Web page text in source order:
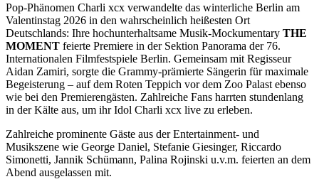
Pop-Phänomen Charli xcx verwandelte das winterliche Berlin am
Valentinstag 2026 in den wahrscheinlich heißesten Ort
Deutschlands: Ihre hochunterhaltsame Musik-Mockumentary THE
MOMENT feierte Premiere in der Sektion Panorama der 76.
Internationalen Filmfestspiele Berlin. Gemeinsam mit Regisseur
Aidan Zamiri, sorgte die Grammy-prämierte Sängerin für maximale
Begeisterung – auf dem Roten Teppich vor dem Zoo Palast ebenso
wie bei den Premierengästen. Zahlreiche Fans harrten stundenlang
in der Kälte aus, um ihr Idol Charli xcx live zu erleben.
Zahlreiche prominente Gäste aus der Entertainment- und
Musikszene wie George Daniel, Stefanie Giesinger, Riccardo
Simonetti, Jannik Schümann, Palina Rojinski u.v.m. feierten an dem
Abend ausgelassen mit.